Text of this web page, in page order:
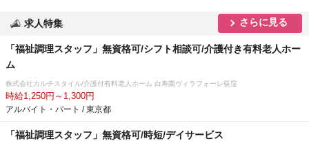
求人特集 さらに見る
「福祉調理スタッフ」無資格可/シフト相談可/介護付き有料老人ホー
ム
株式会社カルチスタイル/介護付有料老人ホーム 白寿園ヴィラフォーレ荻窪
時給1,250円～1,300円
アルバイト・パート / 東京都
「福祉調理スタッフ」無資格可/時短/デイサービス